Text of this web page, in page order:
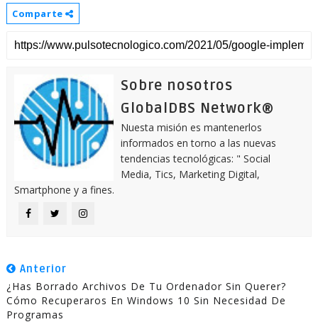
Comparte
Sobre nosotros
GlobalDBS Network®
Nuesta misión es mantenerlos
informados en torno a las nuevas
tendencias tecnológicas: " Social
Media, Tics, Marketing Digital,
Smartphone y a fines.
Anterior
¿Has Borrado Archivos De Tu Ordenador Sin Querer?
Cómo Recuperaros En Windows 10 Sin Necesidad De
Programas